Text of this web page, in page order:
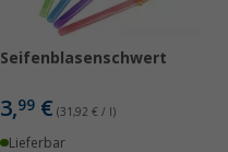
Seifenblasenschwert
3,99 € (31,92 € / l)
Lieferbar